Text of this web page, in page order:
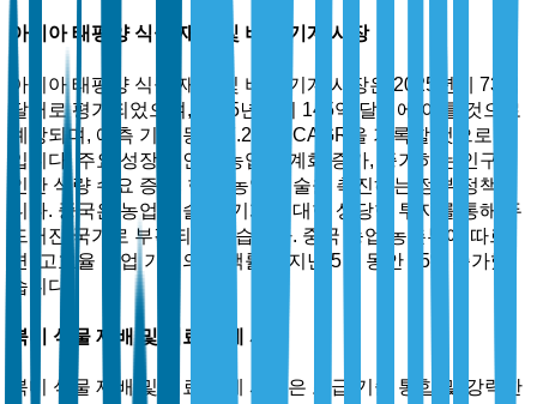
아시아 태평양 식물 재배 및 비료 기계 시장
아시아 태평양 식물 재배 및 비료 기계 시장은 2025년에 73억
달러로 평가되었으며, 2035년까지 145억 달러에 이를 것으로
예상되며, 예측 기간 동안 7.2%의 CAGR을 기록할 것으로 보
입니다. 주요 성장 동인은 농업 기계화 증가, 증가하는 인구로
인한 식량 수요 증가, 현대 농업 기술을 촉진하는 정부 정책입
니다. 중국은 농업 기술 및 기계에 대한 상당한 투자를 통해 두
드러진 국가로 부각되고 있습니다. 중국 농업 농촌부에 따르
면, 고효율 농업 기계의 채택률은 지난 5년 동안 25% 증가했
습니다.
북미 식물 재배 및 비료 기계 시장
북미 식물 재배 및 비료 기계 시장은 고급 기술 통합 및 강력한